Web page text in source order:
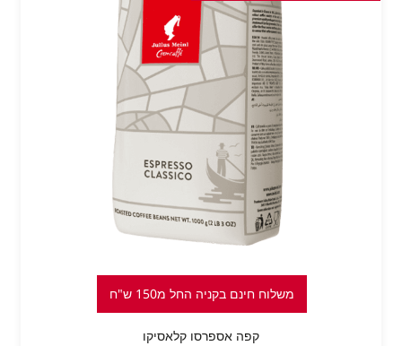
משלוח חינם בקניה החל מ150 ש"ח
קפה אספרסו קלאסיקו